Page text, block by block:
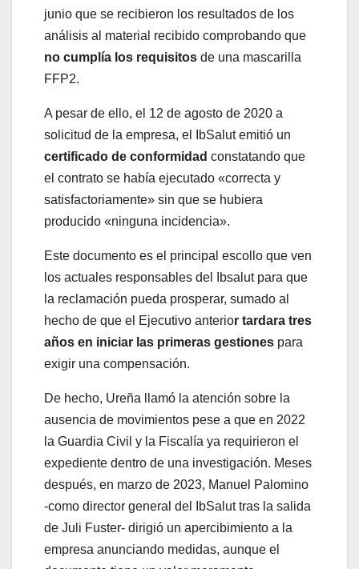
junio que se recibieron los resultados de los
análisis al material recibido comprobando que
no cumplía los requisitos de una mascarilla
FFP2.
A pesar de ello, el 12 de agosto de 2020 a
solicitud de la empresa, el IbSalut emitió un
certificado de conformidad constatando que
el contrato se había ejecutado «correcta y
satisfactoriamente» sin que se hubiera
producido «ninguna incidencia».
Este documento es el principal escollo que ven
los actuales responsables del Ibsalut para que
la reclamación pueda prosperar, sumado al
hecho de que el Ejecutivo anterior tardara tres
años en iniciar las primeras gestiones para
exigir una compensación.
De hecho, Ureña llamó la atención sobre la
ausencia de movimientos pese a que en 2022
la Guardia Civil y la Fiscalía ya requirieron el
expediente dentro de una investigación. Meses
después, en marzo de 2023, Manuel Palomino
-como director general del IbSalut tras la salida
de Juli Fuster- dirigió un apercibimiento a la
empresa anunciando medidas, aunque el